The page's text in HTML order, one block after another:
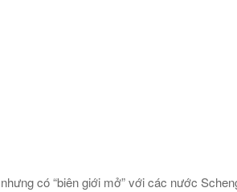
có “biên giới mở” với các nước